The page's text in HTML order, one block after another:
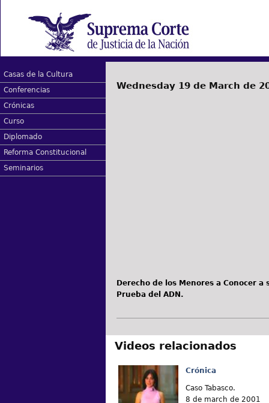
Casas de la Cultura
Conferencias
Crónicas
Curso
Diplomado
Reforma Constitucional
Seminarios
Wednesday 19 de March de
Derecho de los Menores a Conocer
Prueba del ADN.
Videos relacionados
Crónica
Caso Tabasco.
8 de march de 2001